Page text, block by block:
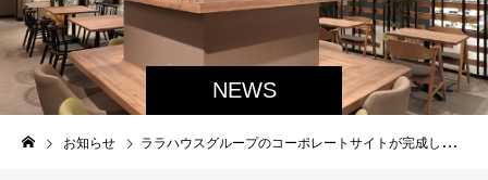
NEWS
お知らせ ララハウスグループのコーポレートサイトが完成しました